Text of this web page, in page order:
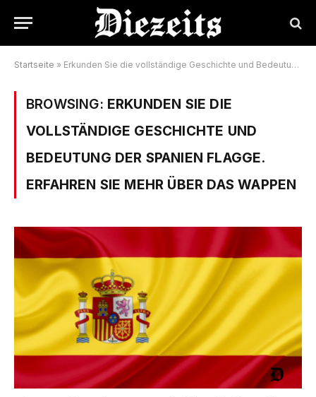
Startseite » Erkunden Sie die vollständige Geschichte und Bedeutung der Spanien Flagge. Erfahren Sie mehr über das Wappen
BROWSING: ERKUNDEN SIE DIE
VOLLSTÄNDIGE GESCHICHTE UND
BEDEUTUNG DER SPANIEN FLAGGE.
ERFAHREN SIE MEHR ÜBER DAS WAPPEN